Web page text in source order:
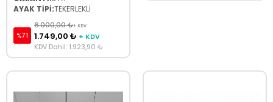
AYAK TİPİ:TEKERLEKLİ
%71
6.000,00 ₺+ KDV
1.749,00 ₺ + KDV
KDV Dahil: 1.923,90 ₺